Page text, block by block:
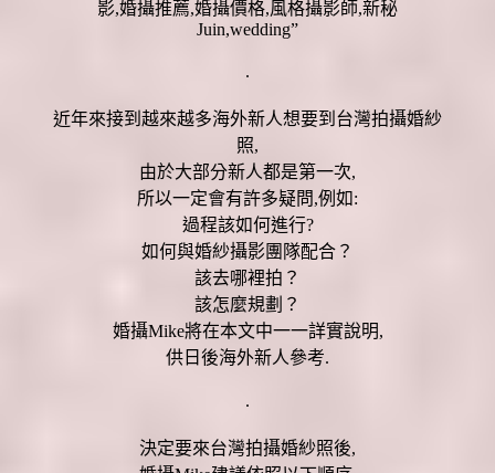
.
近年來接到越來越多海外新人想要到台灣拍攝婚紗
照,
由於大部分新人都是第一次,
所以一定會有許多疑問,例如:
過程該如何進行?
如何與婚紗攝影團隊配合？
該去哪裡拍？
該怎麼規劃？
婚攝Mike將在本文中一一詳實說明,
供日後海外新人參考.
.
決定要來台灣拍攝婚紗照後,